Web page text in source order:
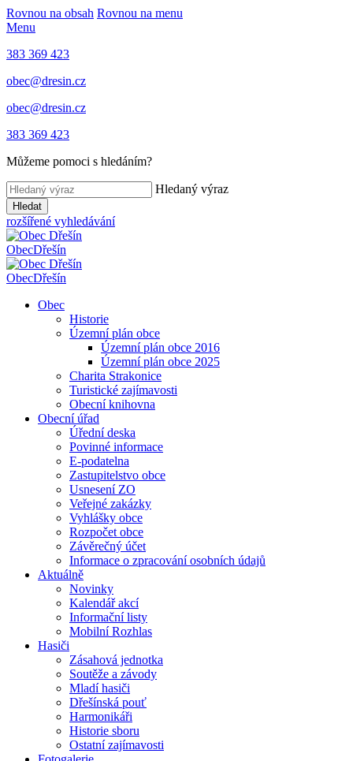
Rovnou na obsah Rovnou na menu
Menu
383 369 423
obec@dresin.cz
obec@dresin.cz
383 369 423
Můžeme pomoci s hledáním?
Hledaný výraz
Hledat
rozšířené vyhledávání
ObecDřešín
ObecDřešín
Obec
Historie
Územní plán obce
Územní plán obce 2016
Územní plán obce 2025
Charita Strakonice
Turistické zajímavosti
Obecní knihovna
Obecní úřad
Úřední deska
Povinné informace
E-podatelna
Zastupitelstvo obce
Usnesení ZO
Veřejné zakázky
Vyhlášky obce
Rozpočet obce
Závěrečný účet
Informace o zpracování osobních údajů
Aktuálně
Novinky
Kalendář akcí
Informační listy
Mobilní Rozhlas
Hasiči
Zásahová jednotka
Soutěže a závody
Mladí hasiči
Dřešínská pouť
Harmonikáři
Historie sboru
Ostatní zajímavosti